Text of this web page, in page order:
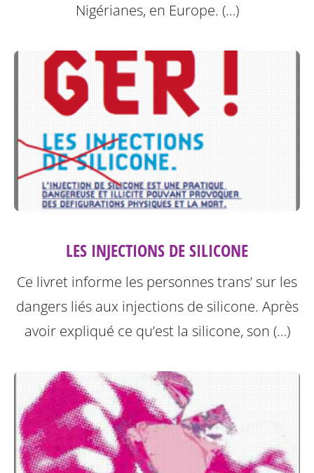
Nigérianes, en Europe. (…)
LES INJECTIONS DE SILICONE
Ce livret informe les personnes trans’ sur les
dangers liés aux injections de silicone. Après
avoir expliqué ce qu’est la silicone, son (…)